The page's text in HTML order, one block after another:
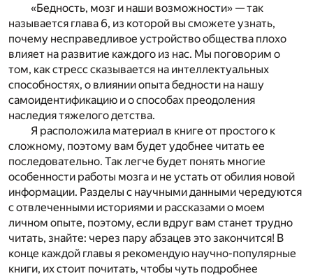
«Бедность, мозг и наши возможности» — так
называется глава 6, из которой вы сможете узнать,
почему несправедливое устройство общества плохо
влияет на развитие каждого из нас. Мы поговорим о
том, как стресс сказывается на интеллектуальных
способностях, о влиянии опыта бедности на нашу
самоидентификацию и о способах преодоления
наследия тяжелого детства.
Я расположила материал в книге от простого к
сложному, поэтому вам будет удобнее читать ее
последовательно. Так легче будет понять многие
особенности работы мозга и не устать от обилия новой
информации. Разделы с научными данными чередуются
с отвлеченными историями и рассказами о моем
личном опыте, поэтому, если вдруг вам станет трудно
читать, знайте: через пару абзацев это закончится! В
конце каждой главы я рекомендую научно-популярные
книги, их стоит почитать, чтобы чуть подробнее